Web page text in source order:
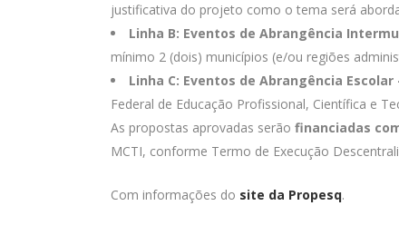
justificativa do projeto como o tema será
Linha B: Eventos de Abrangência
mínimo 2 (dois) municípios (e/ou regiões
Linha C: Eventos de Abrangência Escolar
Federal de Educação Profissional, Científica e
As propostas aprovadas serão financiadas
MCTI, conforme Termo de Execução
Com informações do site da Propesq.